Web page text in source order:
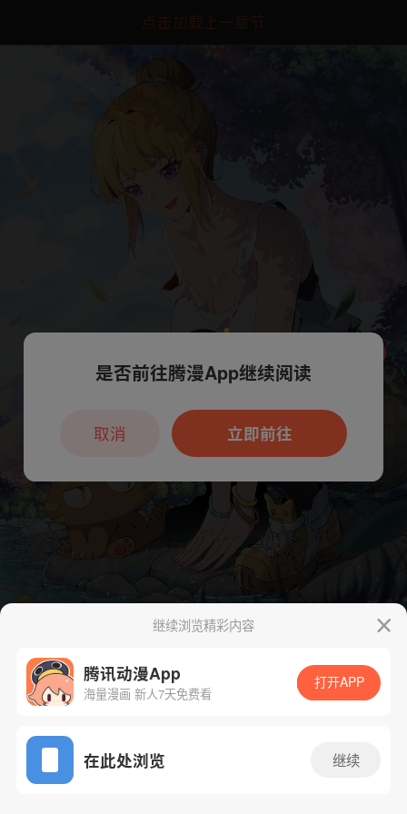
点击加载上一章节
App免费看
下一话 腾漫App免费看
继续浏览精彩内容
腾讯动漫App
海量漫画 新人7天免费看
打开APP
在此处浏览 继续
本章节仅支持App阅读，可打开App新用
户7天免费看
是否前往腾漫App继续阅读
立即前往
取消